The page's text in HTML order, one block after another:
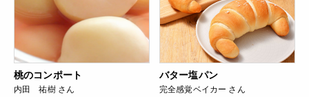
桃のコンポート
内田 祐樹 さん
バター塩パン
完全感覚ベイカー さん